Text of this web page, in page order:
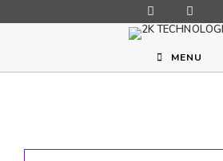
MENU